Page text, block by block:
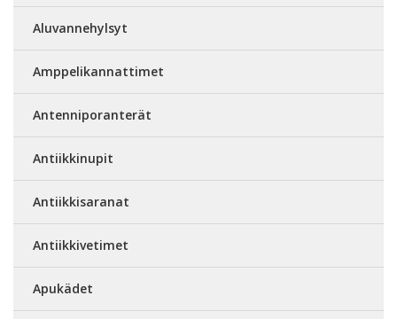
Aluvannehylsyt
Amppelikannattimet
Antenniporanterät
Antiikkinupit
Antiikkisaranat
Antiikkivetimet
Apukädet